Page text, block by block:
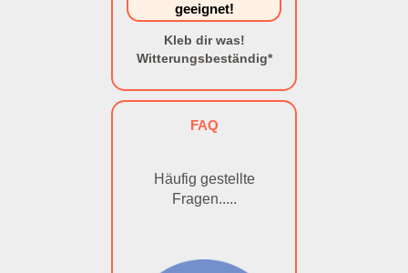
geeignet!
Kleb dir was!
Witterungsbeständig*
FAQ
Häufig gestellte
Fragen.....